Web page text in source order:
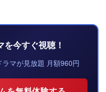
今すぐ視聴！
マが見放題 月額960円